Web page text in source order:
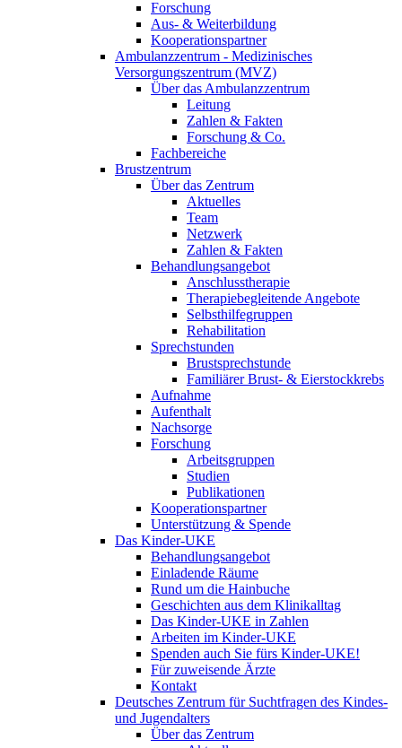
Forschung
Aus- & Weiterbildung
Kooperationspartner
Ambulanzzentrum - Medizinisches
Versorgungszentrum (MVZ)
Über das Ambulanzzentrum
Leitung
Zahlen & Fakten
Forschung & Co.
Fachbereiche
Brustzentrum
Über das Zentrum
Aktuelles
Team
Netzwerk
Zahlen & Fakten
Behandlungsangebot
Anschlusstherapie
Therapiebegleitende Angebote
Selbsthilfegruppen
Rehabilitation
Sprechstunden
Brustsprechstunde
Familiärer Brust- & Eierstockkrebs
Aufnahme
Aufenthalt
Nachsorge
Forschung
Arbeitsgruppen
Studien
Publikationen
Kooperationspartner
Unterstützung & Spende
Das Kinder-UKE
Behandlungsangebot
Einladende Räume
Rund um die Hainbuche
Geschichten aus dem Klinikalltag
Das Kinder-UKE in Zahlen
Arbeiten im Kinder-UKE
Spenden auch Sie fürs Kinder-UKE!
Für zuweisende Ärzte
Kontakt
Deutsches Zentrum für Suchtfragen des Kindes-
und Jugendalters
Über das Zentrum